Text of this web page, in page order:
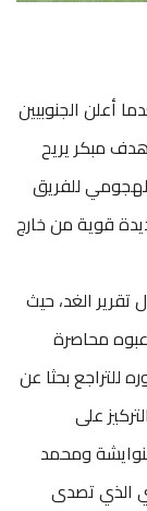
أعلن الجنوبيين
مبكر يريح
للفريق
قوية من خارج
الغد، حيث
محاصرة
بحثا عن
على
ومحمد
الذي تصدى